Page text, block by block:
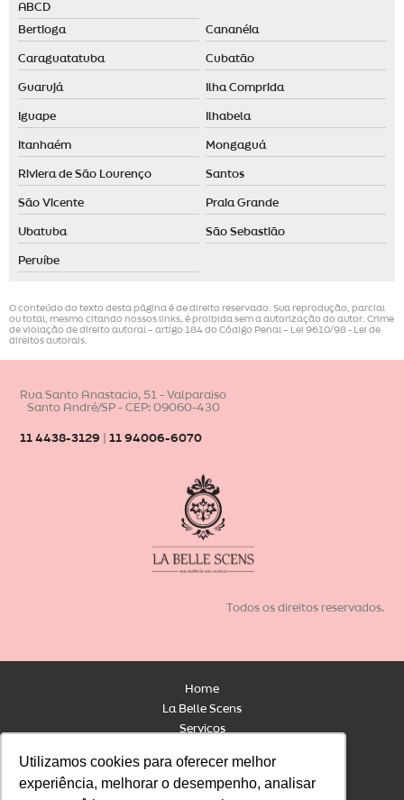
Utilizamos cookies para oferecer melhor
experiência, melhorar o desempenho, analisar
Utilizamos cookies para oferecer melhor
experiência, melhorar o desempenho, analisar
ABCD
Bertioga Cananéia
Caraguatatuba Cubatão
Guarujá Ilha Comprida
Iguape Ilhabela
Itanhaém Mongaguá
Riviera de São Lourenço Santos
São Vicente Praia Grande
Ubatuba São Sebastião
Peruíbe
O conteúdo do texto desta página é de direito reservado. Sua reprodução, parcial
ou total, mesmo citando nossos links, é proibida sem a autorização do autor. Crime
de violação de direito autoral – artigo 184 do Código Penal –
Lei 9610/98 - Lei de
direitos autorais
Rua Santo Anastacio, 51 - Valparaiso
Santo André/SP - CEP: 09060-430
11 4438-3129 11 94006-6070
Todos os direitos reservados.
Home
La Belle Scens
Serviços
Blog
Loja